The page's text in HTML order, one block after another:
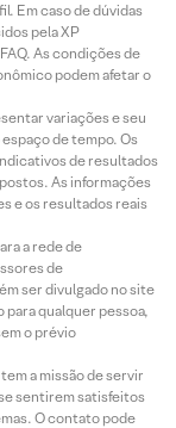
Em caso de dúvidas
pela XP
As condições de
podem afetar o
variações e seu
de tempo. Os
de resultados
As informações
e os resultados reais
a rede de
de
ser divulgado no site
qualquer pessoa,
o prévio
a missão de servir
sentirem satisfeitos
O contato pode